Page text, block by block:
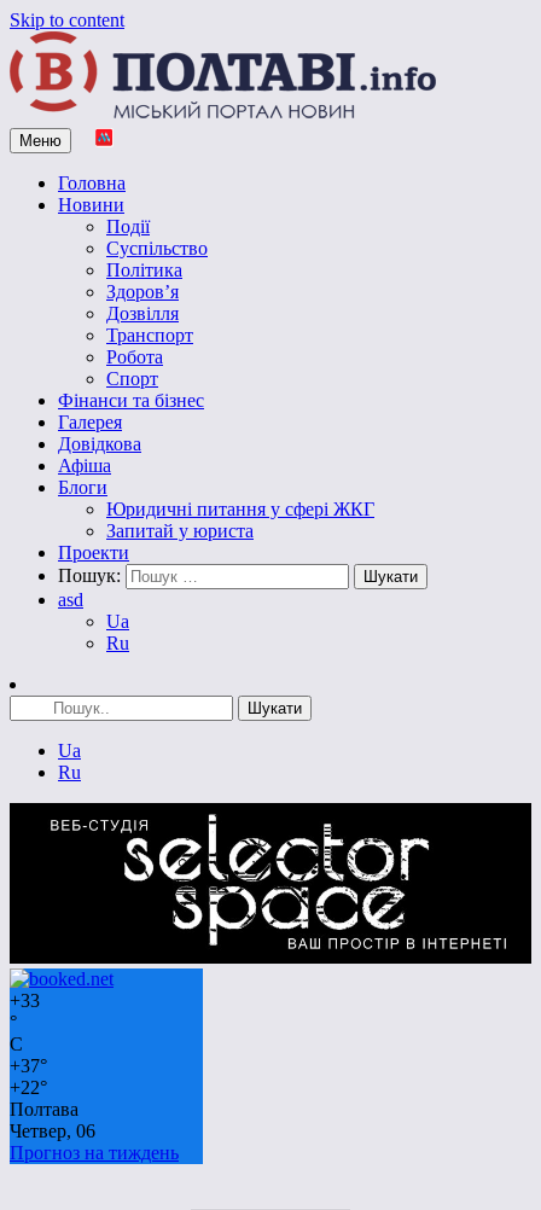
Skip to content
Vpoltave.info
Полтавський портал новин
Меню
Головна
Новини
Події
Суспільство
Політика
Здоров’я
Дозвілля
Транспорт
Робота
Спорт
Фінанси та бізнес
Галерея
Довідкова
Афіша
Блоги
Юридичні питання у сфері ЖКГ
Запитай у юриста
Проекти
Пошук:
asd
Ua
Ru
Ua
Ru
+33
°
C
+37°
+22°
Полтава
Четвер, 06
Прогноз на тиждень